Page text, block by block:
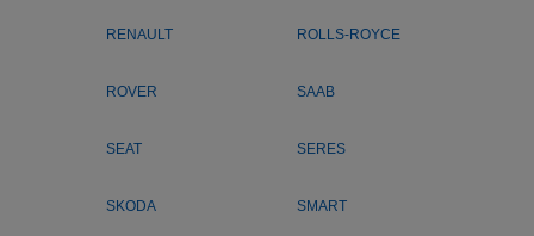
RENAULT ROLLS-ROYCE
ROVER SAAB
SEAT SERES
SKODA SMART